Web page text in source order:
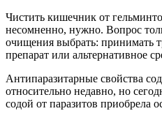
Чистить кишечник от
несомненно, нужно. Вопрос
очищения выбрать: принимать
препарат или альтернативное
Антипаразитарные свойства
относительно недавно, но
содой от паразитов приобрела